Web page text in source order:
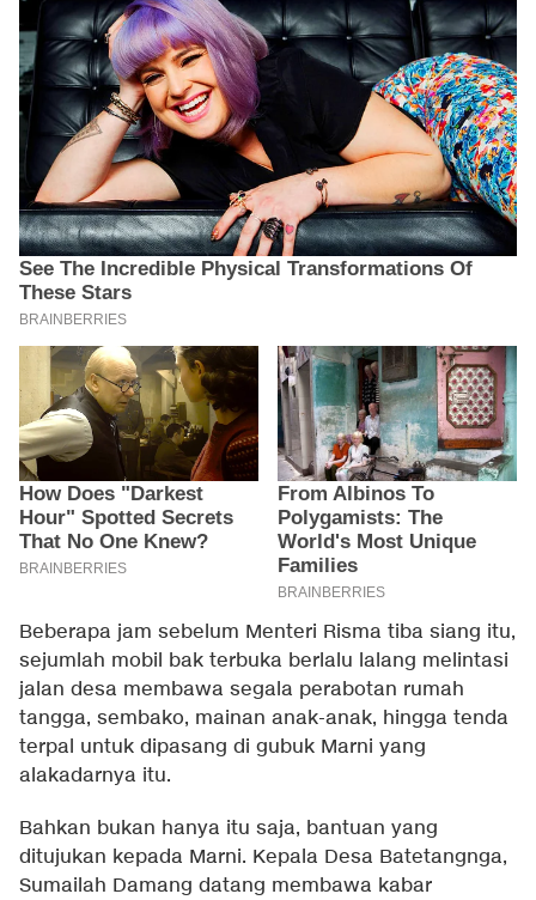
Beberapa jam sebelum Menteri Risma tiba siang itu,
sejumlah mobil bak terbuka berlalu lalang melintasi
jalan desa membawa segala perabotan rumah
tangga, sembako, mainan anak-anak, hingga tenda
terpal untuk dipasang di gubuk Marni yang
alakadarnya itu.
Bahkan bukan hanya itu saja, bantuan yang
ditujukan kepada Marni. Kepala Desa Batetangnga,
Sumailah Damang datang membawa kabar